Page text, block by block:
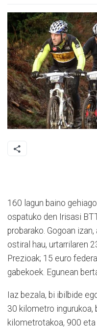
160 lagun baino
ospatuko den Irisasi
probarako. Gogoan
ostiral hau, urtarrilaren
Prezioak; 15 euro
gabekoek. Egunean
Iaz bezala, bi ibilbide
30 kilometro ingurukoa,
kilometrotakoa, 900